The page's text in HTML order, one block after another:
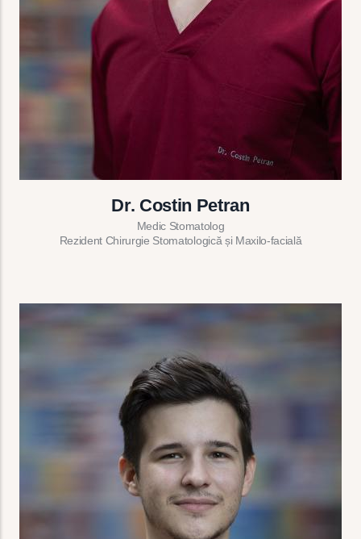
Dr. Costin Petran
Medic Stomatolog
Rezident Chirurgie Stomatologică și Maxilo-facială